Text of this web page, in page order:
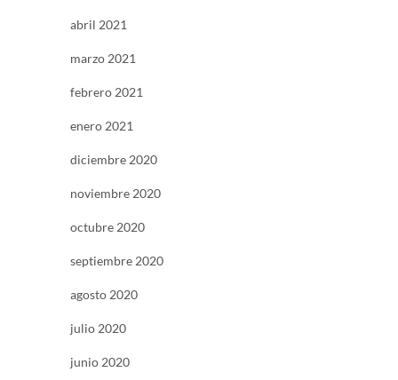
abril 2021
marzo 2021
febrero 2021
enero 2021
diciembre 2020
noviembre 2020
octubre 2020
septiembre 2020
agosto 2020
julio 2020
junio 2020